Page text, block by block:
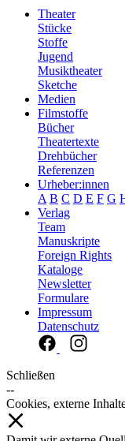
Theater
Stücke
Stoffe
Jugend
Musiktheater
Sketche
Medien
Filmstoffe
Bücher
Theatertexte
Drehbücher
Referenzen
Urheber:innen
A B C D E F G
Verlag
Team
Manuskripte
Foreign Rights
Kataloge
Newsletter
Formulare
Impressum
Datenschutz
Schließen
--
Cookies, externe